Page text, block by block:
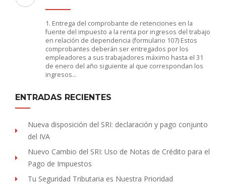
1. Entrega del comprobante de retenciones en la
fuente del impuesto a la renta por ingresos del trabajo
en relación de dependencia (formulario 107) Estos
comprobantes deberán ser entregados por los
empleadores a sus trabajadores máximo hasta el 31
de enero del año siguiente al que correspondan los
ingresos…
ENTRADAS RECIENTES
Nueva disposición del SRI: declaración y pago conjunto
del IVA
Nuevo Cambio del SRI: Uso de Notas de Crédito para el
Pago de Impuestos
Tu Seguridad Tributaria es Nuestra Prioridad